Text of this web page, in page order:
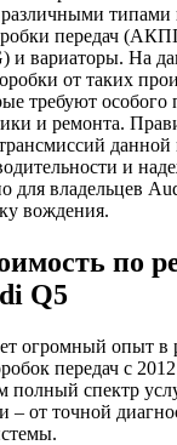
типами
передач
и вариаторы. На
от таких
требуют особого
и ремонта.
и
для владельцев
вождения.
по
Q5
огромный опыт в
передач с
полный спектр
– от точной